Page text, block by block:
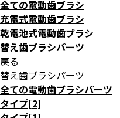
全ての電動歯ブラシ
充電式電動歯ブラシ
乾電池式電動歯ブラシ
替え歯ブラシパーツ
戻る
替え歯ブラシパーツ
全ての電動歯ブラシパーツ
タイプ[2]